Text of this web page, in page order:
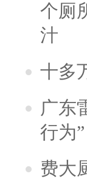
个厕
汁
十多
广东
行为
费大